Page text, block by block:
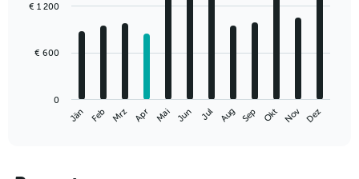
12
The
Jän Feb Mrz Apr Mai Jun Jul Aug Sep Okt Nov Dez
0
€ 600
€ 1 200